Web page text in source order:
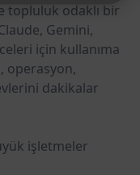
topluluk odaklı bir
Gemini,
için kullanıma
operasyon,
dakikalar
işletmeler